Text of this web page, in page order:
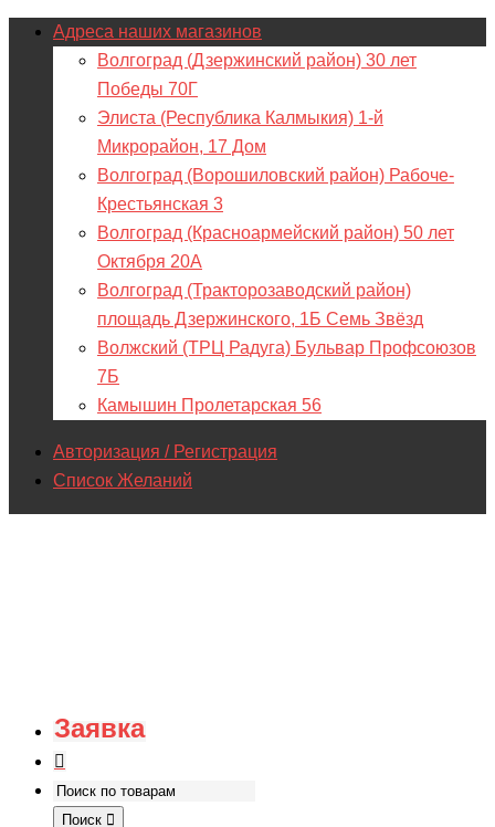
Адреса наших магазинов
Волгоград (Дзержинский район) 30 лет
Победы 70Г
Элиста (Республика Калмыкия) 1-й
Микрорайон, 17 Дом
Волгоград (Ворошиловский район) Рабоче-
Крестьянская 3
Волгоград (Красноармейский район) 50 лет
Октября 20А
Волгоград (Тракторозаводский район)
площадь Дзержинского, 1Б Семь Звёзд
Волжский (ТРЦ Радуга) Бульвар Профсоюзов
7Б
Камышин Пролетарская 56
Авторизация / Регистрация
Список Желаний
Заявка
Поиск